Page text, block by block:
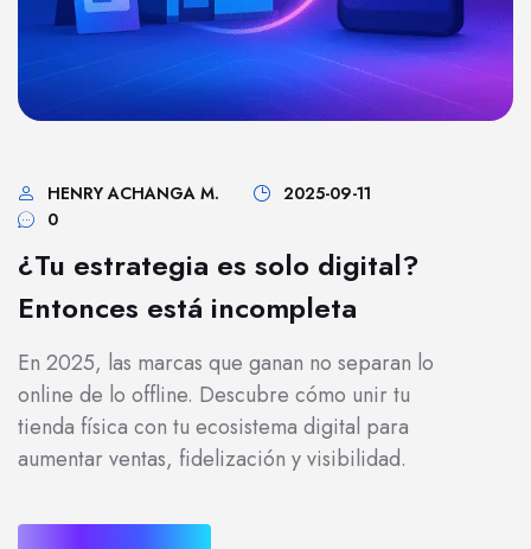
HENRY ACHANGA M.
2025-09-11
0
¿Tu estrategia es solo digital?
Entonces está incompleta
En 2025, las marcas que ganan no separan lo
online de lo offline. Descubre cómo unir tu
tienda física con tu ecosistema digital para
aumentar ventas, fidelización y visibilidad.